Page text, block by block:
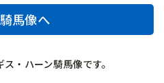
馬像へ
・ハーン騎馬像です。